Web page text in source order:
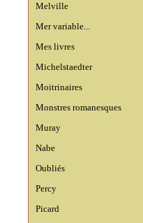
Melville
Mer variable...
Mes livres
Michelstaedter
Moitrinaires
Monstres romanesques
Muray
Nabe
Oubliés
Percy
Picard